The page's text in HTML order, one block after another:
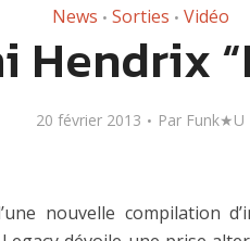
News • Sorties • Vidéo
Hendrix
20 février 2013 Par Funk★U
nouvelle compilation